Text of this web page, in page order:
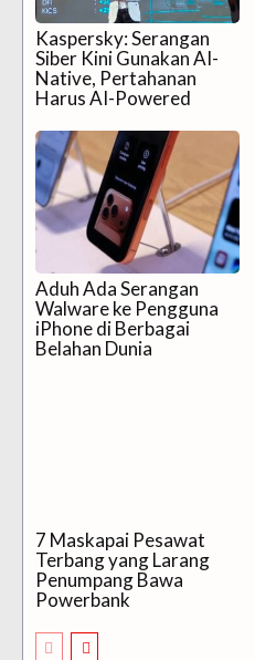
Kaspersky: Serangan
Siber Kini Gunakan AI-
Native, Pertahanan
Harus AI-Powered
Aduh Ada Serangan
Walware ke Pengguna
iPhone di Berbagai
Belahan Dunia
7 Maskapai Pesawat
Terbang yang Larang
Penumpang Bawa
Powerbank